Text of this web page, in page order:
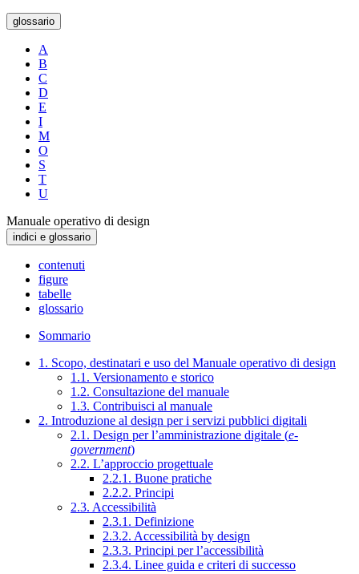
glossario
A
B
C
D
E
I
M
O
S
T
U
Manuale operativo di design
indici e glossario
contenuti
figure
tabelle
glossario
Sommario
1. Scopo, destinatari e uso del Manuale operativo di design
1.1. Versionamento e storico
1.2. Consultazione del manuale
1.3. Contribuisci al manuale
2. Introduzione al design per i servizi pubblici digitali
2.1. Design per l’amministrazione digitale (e-
government)
2.2. L’approccio progettuale
2.2.1. Buone pratiche
2.2.2. Principi
2.3. Accessibilità
2.3.1. Definizione
2.3.2. Accessibilità by design
2.3.3. Principi per l’accessibilità
2.3.4. Linee guida e criteri di successo